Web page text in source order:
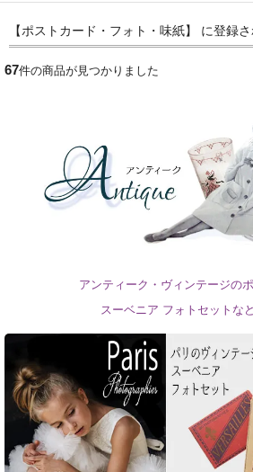
【ポストカード・フォト・味紙】 に登録
67件の商品が見つかりました
アンティーク・ヴィンテージの
スーベニア フォトセットな